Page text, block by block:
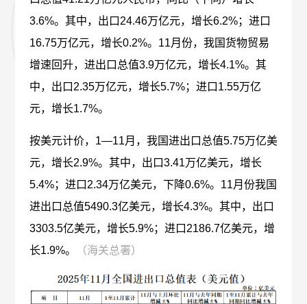
3.6%。其中，出口24.46万亿元，增长6.2%；进口
16.75万亿元，增长0.2%。11月份，我国货物贸易
增速回升，进出口总值3.9万亿元，增长4.1%。其
中，出口2.35万亿元，增长5.7%；进口1.55万亿
元，增长1.7%。
按美元计价，1—11月，我国进出口总值5.75万亿美
元，增长2.9%。其中，出口3.41万亿美元，增长
5.4%；进口2.34万亿美元，下降0.6%。11月份我国
进出口总值5490.3亿美元，增长4.3%。其中，出口
3303.5亿美元，增长5.9%；进口2186.7亿美元，增
长1.9%。
（海关总署）